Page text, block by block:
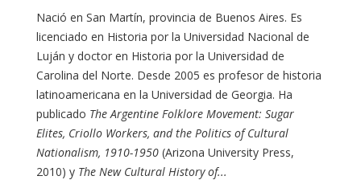
Nació en San Martín, provincia de Buenos Aires. Es
licenciado en Historia por la Universidad Nacional de
Luján y doctor en Historia por la Universidad de
Carolina del Norte. Desde 2005 es profesor de historia
latinoamericana en la Universidad de Georgia. Ha
publicado The Argentine Folklore Movement: Sugar
Elites, Criollo Workers, and the Politics of Cultural
Nationalism, 1910-1950 (Arizona University Press,
2010) y The New Cultural History of...